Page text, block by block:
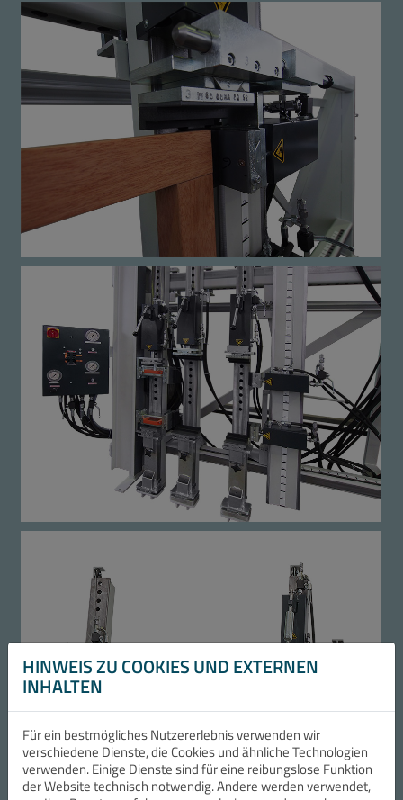
HINWEIS ZU COOKIES UND EXTERNEN
INHALTEN
Für ein bestmögliches Nutzererlebnis verwenden wir
verschiedene Dienste, die Cookies und ähnliche Technologien
verwenden. Einige Dienste sind für eine reibungslose Funktion
der Website technisch notwendig. Andere werden verwendet,